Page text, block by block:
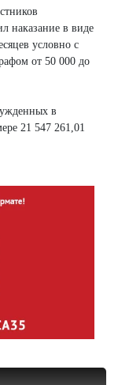
наказание в виде
условно с
от 50 000 до
в
21 547 261,01